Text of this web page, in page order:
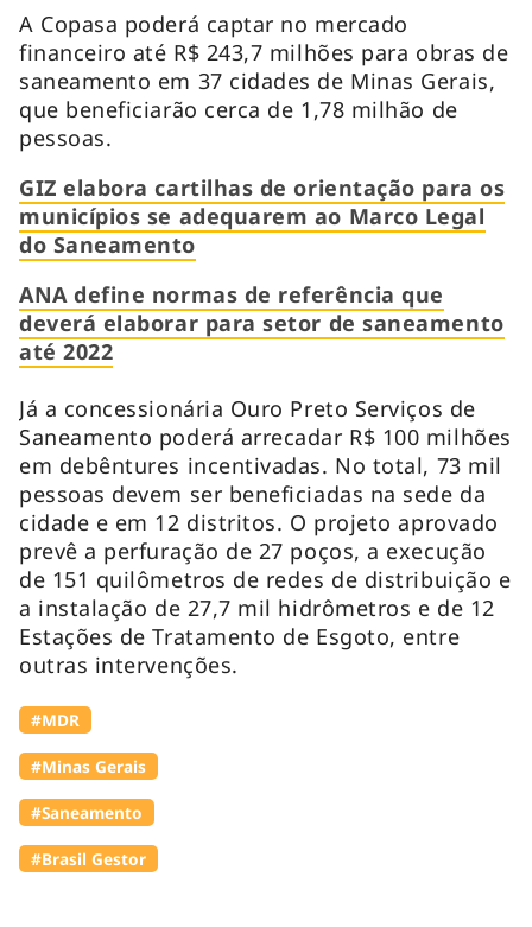
A Copasa poderá captar no mercado
financeiro até R$ 243,7 milhões para obras de
saneamento em 37 cidades de Minas Gerais,
que beneficiarão cerca de 1,78 milhão de
pessoas.
GIZ elabora cartilhas de orientação para os
municípios se adequarem ao Marco Legal
do Saneamento
ANA define normas de referência que
deverá elaborar para setor de saneamento
até 2022
Já a concessionária Ouro Preto Serviços de
Saneamento poderá arrecadar R$ 100 milhões
em debêntures incentivadas. No total, 73 mil
pessoas devem ser beneficiadas na sede da
cidade e em 12 distritos. O projeto aprovado
prevê a perfuração de 27 poços, a execução
de 151 quilômetros de redes de distribuição e
a instalação de 27,7 mil hidrômetros e de 12
Estações de Tratamento de Esgoto, entre
outras intervenções.
#MDR
#Minas Gerais
#Saneamento
#Brasil Gestor